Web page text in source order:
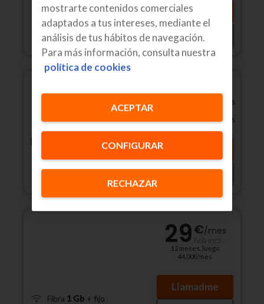
Fibra500 Mb+ fijo
Móvil50GB
2ª línea INCLUIDA
Llamadme
Ver detalles
GB ilimitados
Total TV
39 mes
3 meses, luego 60,90€/mes
Ver detalles
Fibra 1 Gb + fijo
29€/mes
12 meses, luego
44,00€/mes
Llamadme
mostrarte contenidos comerciales
adaptados a tus intereses, mediante el
análisis de tus hábitos de navegación.
Para más información, consulta nuestra
política de cookies
CONFIGURAR
RECHAZAR
ACEPTAR